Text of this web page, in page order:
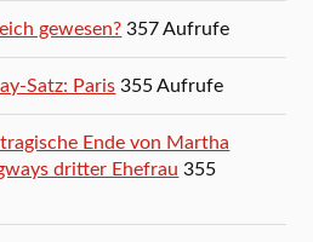
gewesen? 357 Aufrufe
Satz: Paris 355 Aufrufe
tragische Ende von Martha
dritter Ehefrau 355